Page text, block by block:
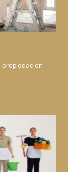
propiedad en